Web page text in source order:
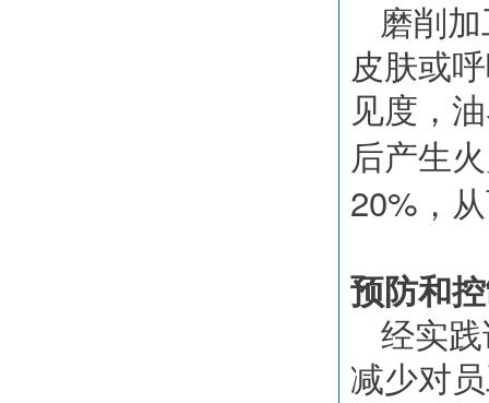
磨削
皮肤或
见度，
后产生
20% ，
预防和
经实
减少对